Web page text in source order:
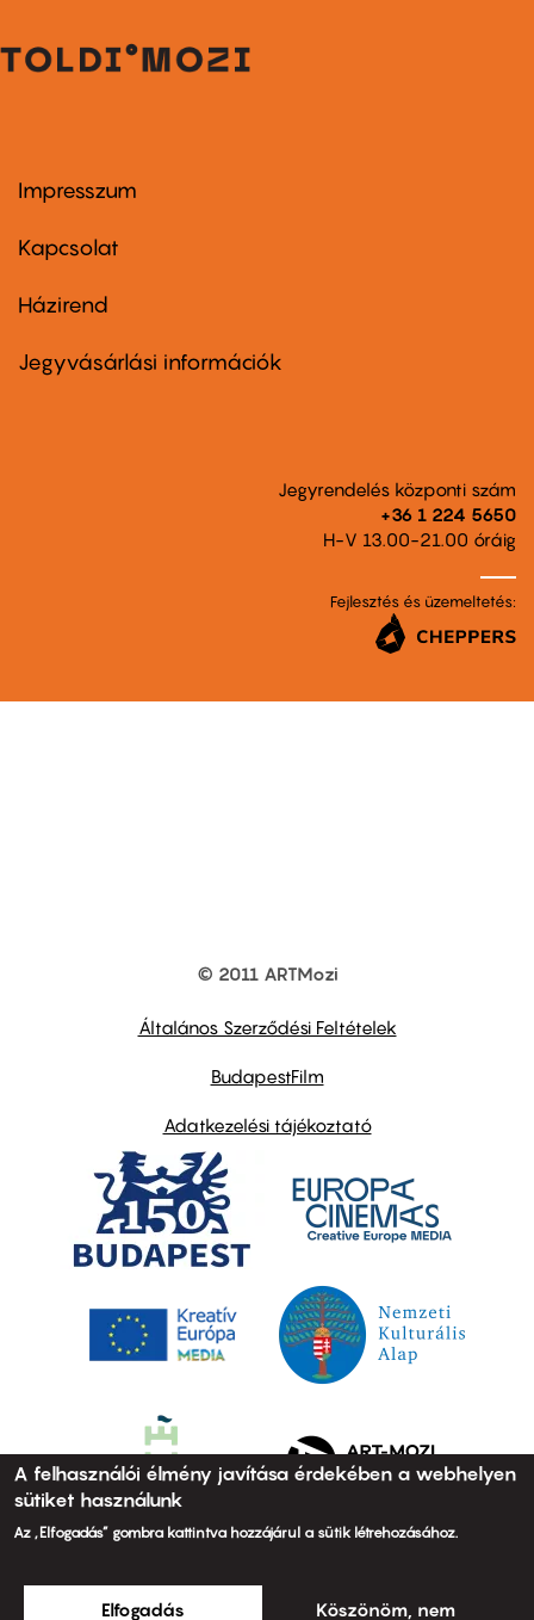
Footer
first
Impresszum
Kapcsolat
Footer
second
Házirend
Jegyvásárlási információk
Jegyrendelés központi szám
+36 1 224 5650
H-V 13.00-21.00 óráig
Fejlesztés és üzemeltetés:
© 2011 ARTMozi
Általános Szerződési Feltételek
BudapestFilm
Adatkezelési tájékoztató
A felhasználói élmény javítása érdekében a webhelyen
sütiket használunk
Az „Elfogadás” gombra kattintva hozzájárul a sütik létrehozásához.
Elfogadás Köszönöm, nem